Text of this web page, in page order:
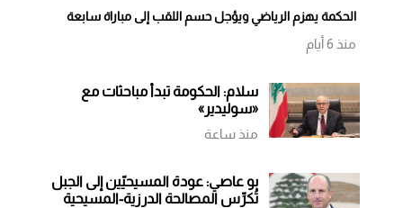
الحكمة يهزم الرياضي ويؤجل حسم اللقب إلى مباراة سابعة
منذ 6 أيام
سلام: الحكومة تبدأ مباحثات مع
«سوليدير»
منذ ساعة
بو عاصي: عودة المسيحيّين إلى الجبل
تُكرِّس المصالحة الدرزية-المسيحية